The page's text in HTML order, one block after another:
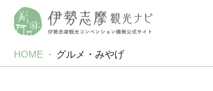
HOME グルメ・みやげ